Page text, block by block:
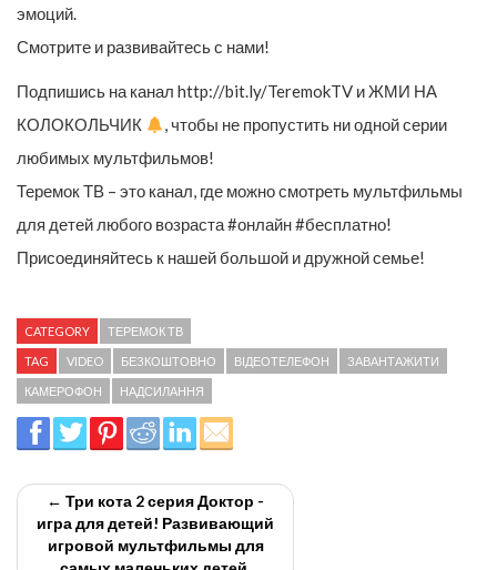
эмоций.
Смотрите и развивайтесь с нами!
Подпишись на канал http://bit.ly/TeremokTV и ЖМИ НА
КОЛОКОЛЬЧИК
, чтобы не пропустить ни одной серии
любимых мультфильмов!
Теремок ТВ – это канал, где можно смотреть мультфильмы
для детей любого возраста #онлайн #бесплатно!
Присоединяйтесь к нашей большой и дружной семье!
CATEGORY ТЕРЕМОК ТВ
TAG VIDEO БЕЗКОШТОВНО ВІДЕОТЕЛЕФОН ЗАВАНТАЖИТИ
КАМЕРОФОН НАДСИЛАННЯ
← Три кота 2 серия Доктор -
игра для детей! Развивающий
игровой мультфильмы для